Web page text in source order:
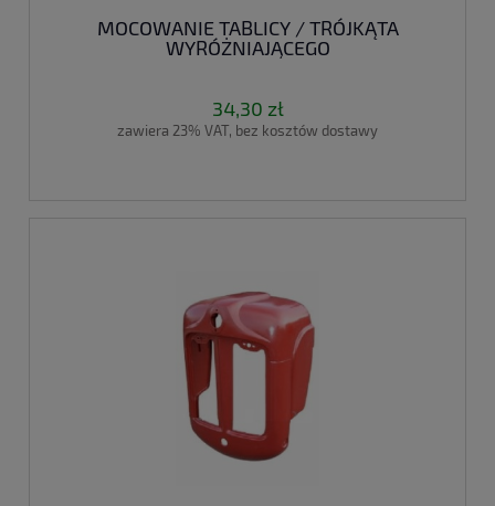
MOCOWANIE TABLICY / TRÓJKĄTA
WYRÓŻNIAJĄCEGO
34,30 zł
zawiera 23% VAT, bez kosztów dostawy